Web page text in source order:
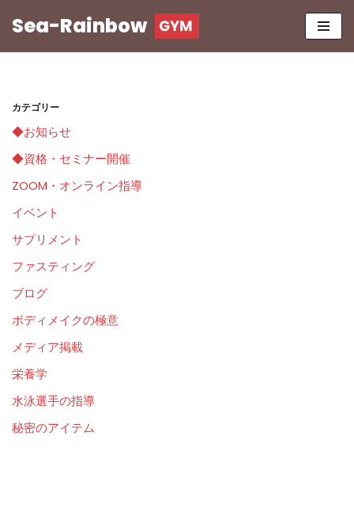
へ
ス
ッ
プ
Sea-Rainbow
カテゴリー
◆お知らせ
◆資格・セミナー開催
ZOOM・オンライン指導
イベント
サプリメント
ファスティング
ブログ
ボディメイクの極意
メディア掲載
栄養学
水泳選手の指導
秘密のアイテム